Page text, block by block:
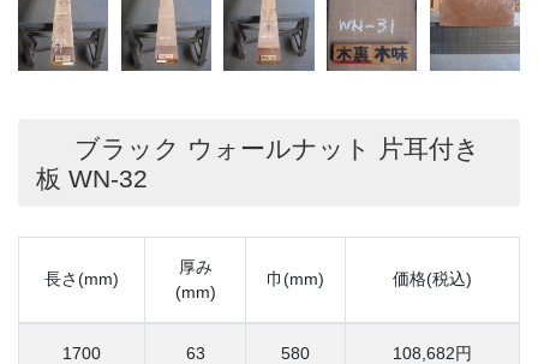
ブラック ウォールナット 片耳付き
板 WN-32
長さ(mm)
厚み
(mm)
巾(mm) 価格(税込)
1700 63 580 108,682円